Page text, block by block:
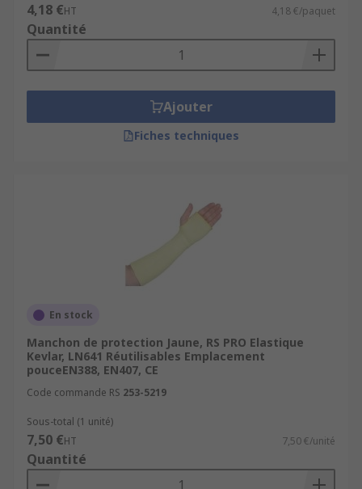
4,18 €HT 4,18 €/paquet
Quantité
Ajouter
Fiches techniques
En stock
Manchon de protection Jaune, RS PRO Elastique
Kevlar, LN641 Réutilisables Emplacement
pouceEN388, EN407, CE
Code commande RS 253-5219
Sous-total (1 unité)
7,50 €HT 7,50 €/unité
Quantité